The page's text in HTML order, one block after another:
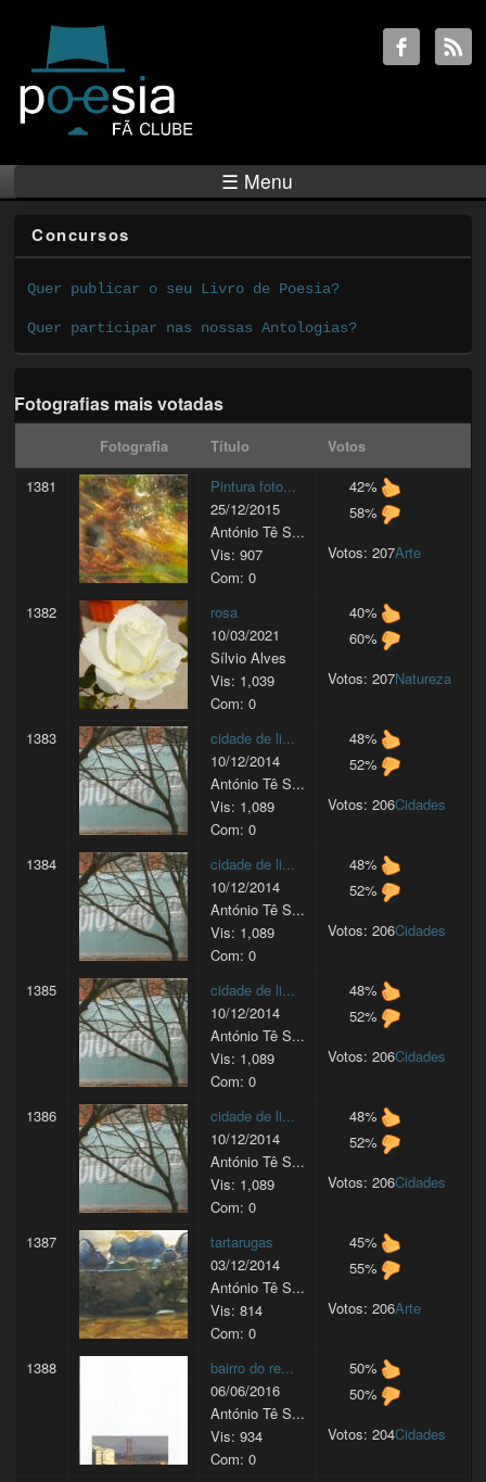
☰ Menu
Concursos
Quer publicar o seu Livro de Poesia?
Quer participar nas nossas Antologias?
Fotografias mais votadas
Fotografia Título
Votos
1381
Pintura foto...
25/12/2015
António Tê S...
Vis: 907
Com: 0
42%
58%
Votos: 207Arte
1382
rosa
10/03/2021
Sílvio Alves
Vis: 1,039
Com: 0
40%
60%
Votos: 207Natureza
1383
cidade de li...
10/12/2014
António Tê S...
Vis: 1,089
Com: 0
48%
52%
Votos: 206Cidades
1384
cidade de li...
10/12/2014
António Tê S...
Vis: 1,089
Com: 0
48%
52%
Votos: 206Cidades
1385
cidade de li...
10/12/2014
António Tê S...
Vis: 1,089
Com: 0
48%
52%
Votos: 206Cidades
1386
cidade de li...
10/12/2014
António Tê S...
Vis: 1,089
Com: 0
48%
52%
Votos: 206Cidades
1387
tartarugas
03/12/2014
António Tê S...
Vis: 814
Com: 0
45%
55%
Votos: 206Arte
1388
bairro do re...
06/06/2016
António Tê S...
Vis: 934
Com: 0
50%
50%
Votos: 204Cidades